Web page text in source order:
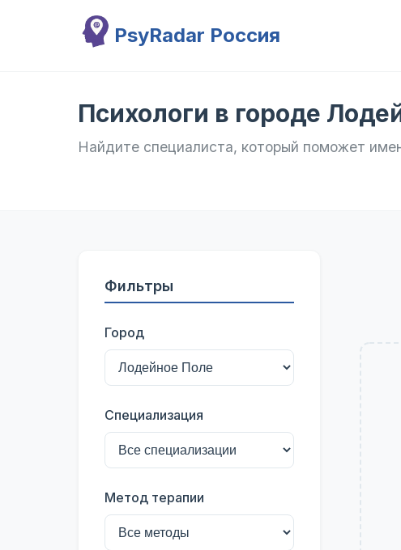
PsyRadar Россия
Психологи в городе
Найдите специалиста, который поможет
Фильтры
Город
Специализация
Метод терапии